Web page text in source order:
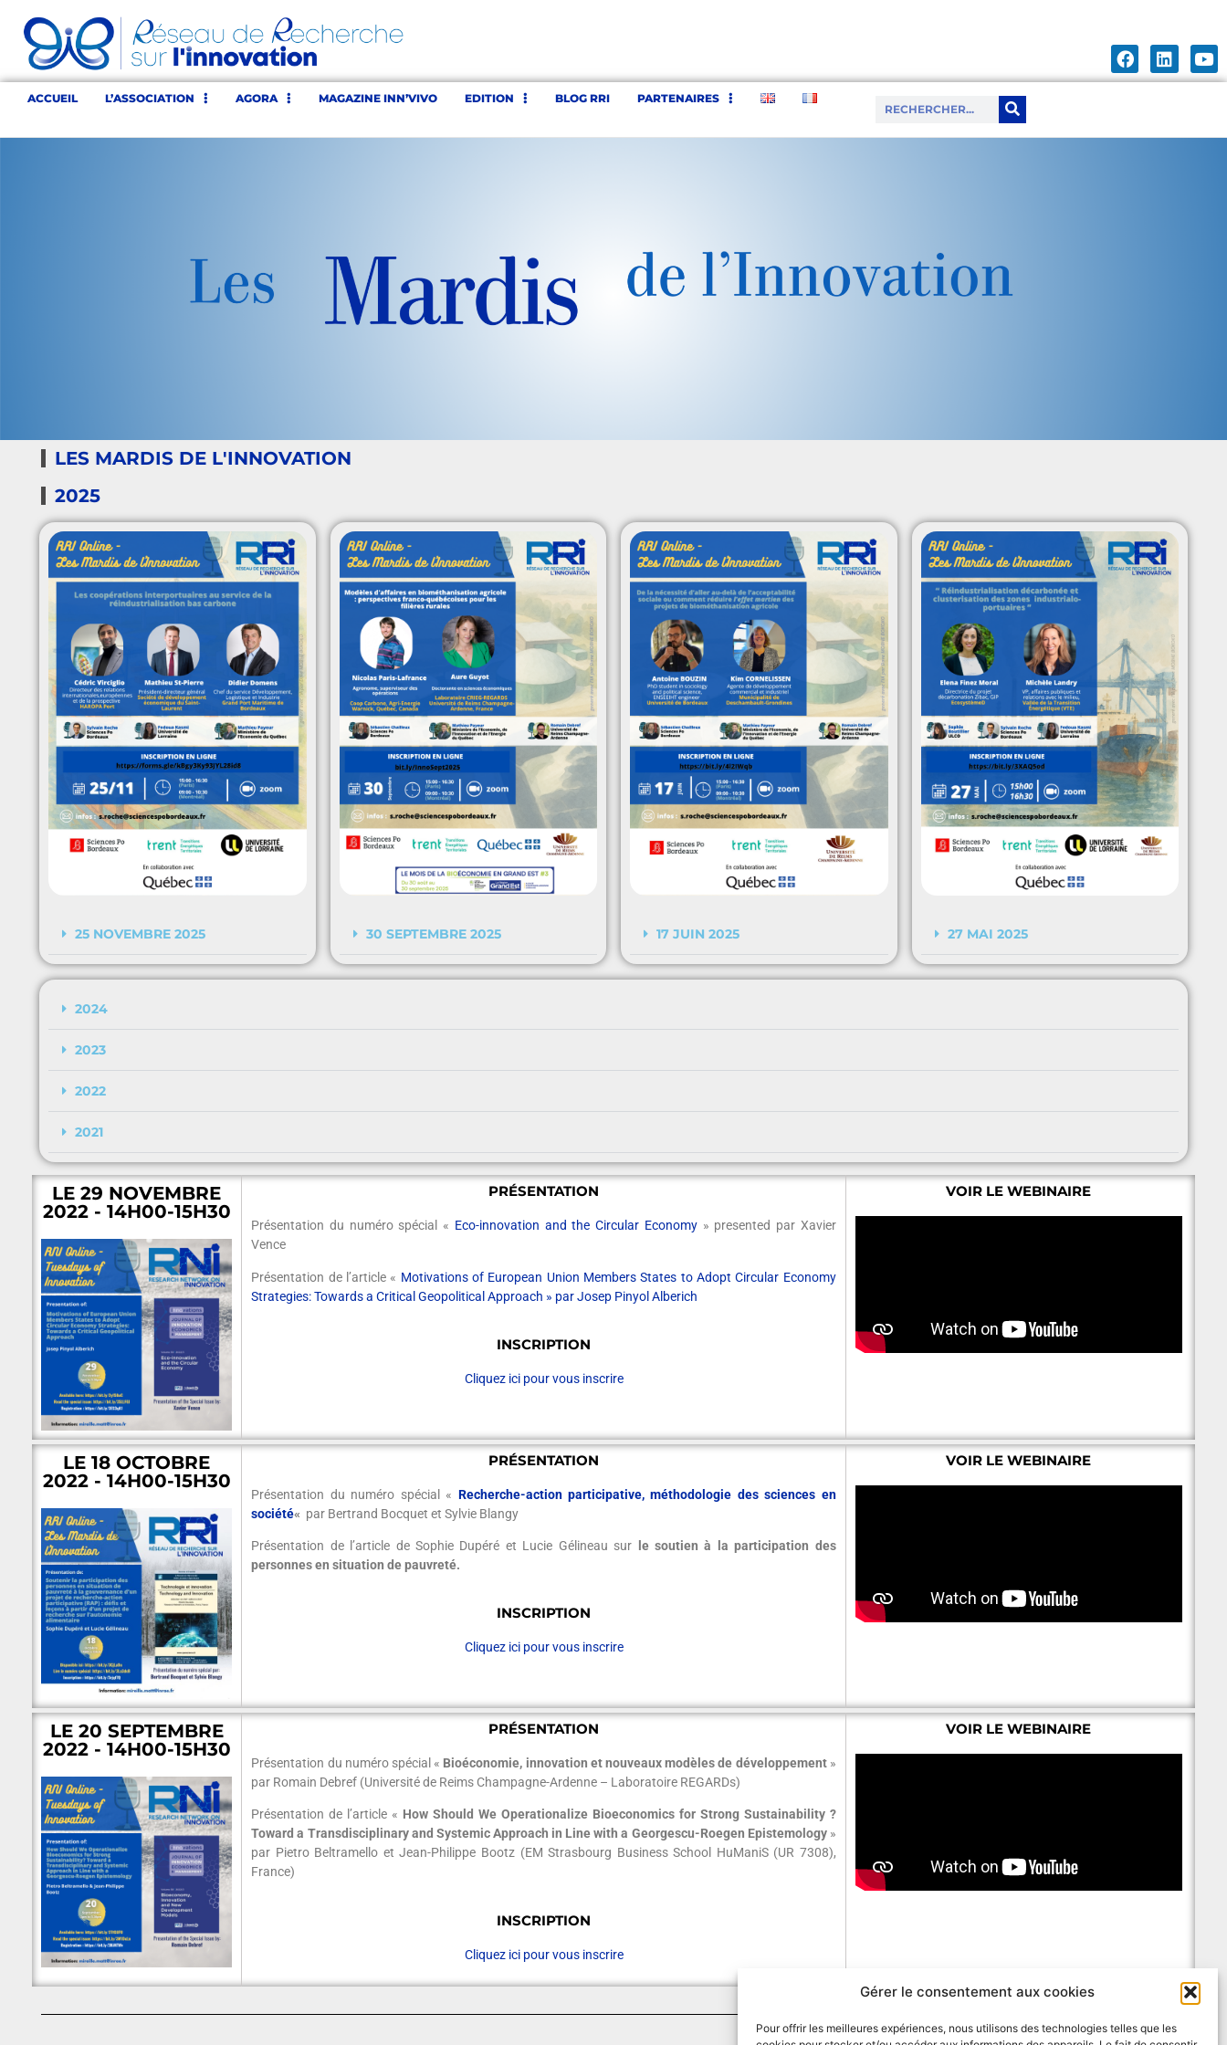
Gérer le consentement aux cookies
Pour offrir les meilleures expériences, nous utilisons des technologies telles que les
ACCUEIL L’ASSOCIATION AGORA MAGAZINE INN’VIVO EDITION BLOG RRI PARTENAIRES
LES MARDIS DE L'INNOVATION
2025
25 NOVEMBRE 2025 30 SEPTEMBRE 2025 17 JUIN 2025 27 MAI 2025
2024
2023
2022
2021
LE 29 NOVEMBRE
2022 - 14H00-15H30
PRÉSENTATION
Présentation du numéro spécial « Eco-innovation and the Circular Economy» presented par Xavier
Vence
Présentation de l’article « Motivations of European Union Members States to Adopt Circular Economy
Strategies: Towards a Critical Geopolitical Approach » parJosep Pinyol Alberich
INSCRIPTION
Cliquez ici pour vous inscrire
VOIR LE WEBINAIRE
LE 18 OCTOBRE
2022 - 14H00-15H30
PRÉSENTATION
Présentation du numéro spécial « Recherche-action participative, méthodologie des sciences en
société« par Bertrand Bocquet et Sylvie Blangy
Présentation de l’article de Sophie Dupéré et Lucie Gélineau sur
le soutien à la participation des
personnes en situation de pauvreté.
INSCRIPTION
Cliquez ici pour vous inscrire
VOIR LE WEBINAIRE
LE 20 SEPTEMBRE
2022 - 14H00-15H30
PRÉSENTATION
Présentation du numéro spécial « Bioéconomie, innovation et nouveaux modèles de développement»
par Romain Debref (Université de Reims Champagne-Ardenne – Laboratoire REGARDs)
Présentation de l’article « How Should We Operationalize Bioeconomics for Strong Sustainability ?
Toward a Transdisciplinary and Systemic Approach in Line with a Georgescu-Roegen Epistemology»
par Pietro Beltramello et Jean-Philippe Bootz (EM Strasbourg Business School HuManiS (UR 7308),
France)
INSCRIPTION
Cliquez ici pour vous inscrire
VOIR LE WEBINAIRE